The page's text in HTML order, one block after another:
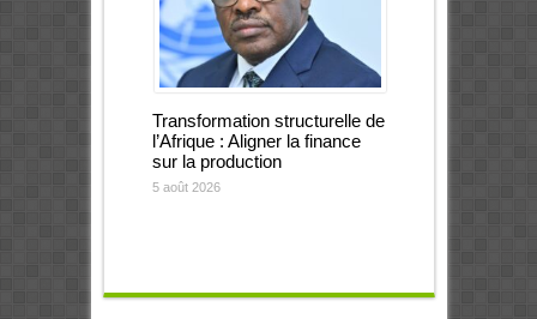
Transformation structurelle de
l’Afrique : Aligner la finance
sur la production
5 août 2026